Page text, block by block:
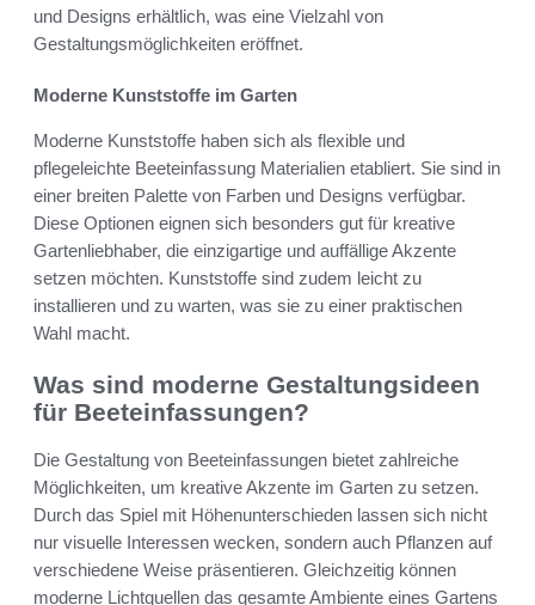
und Designs erhältlich, was eine Vielzahl von
Gestaltungsmöglichkeiten eröffnet.
Moderne Kunststoffe im Garten
Moderne Kunststoffe haben sich als flexible und
pflegeleichte Beeteinfassung Materialien etabliert. Sie sind in
einer breiten Palette von Farben und Designs verfügbar.
Diese Optionen eignen sich besonders gut für kreative
Gartenliebhaber, die einzigartige und auffällige Akzente
setzen möchten. Kunststoffe sind zudem leicht zu
installieren und zu warten, was sie zu einer praktischen
Wahl macht.
Was sind moderne Gestaltungsideen
für Beeteinfassungen?
Die Gestaltung von Beeteinfassungen bietet zahlreiche
Möglichkeiten, um kreative Akzente im Garten zu setzen.
Durch das Spiel mit Höhenunterschieden lassen sich nicht
nur visuelle Interessen wecken, sondern auch Pflanzen auf
verschiedene Weise präsentieren. Gleichzeitig können
moderne Lichtquellen das gesamte Ambiente eines Gartens